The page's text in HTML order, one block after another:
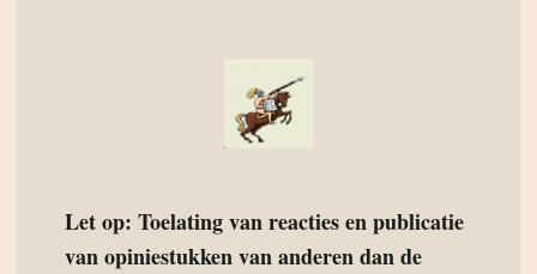
Let op: Toelating van reacties en publicatie
van opiniestukken van anderen dan de